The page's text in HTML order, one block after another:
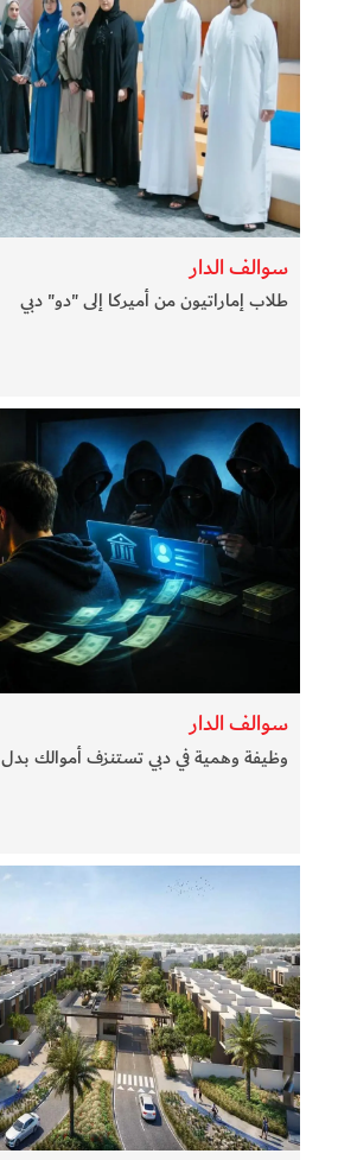
سوالف الدار
طلاب إماراتيون من أميركا إلى "دو" دبي
سوالف الدار
وظيفة وهمية في دبي تستنزف أموالك